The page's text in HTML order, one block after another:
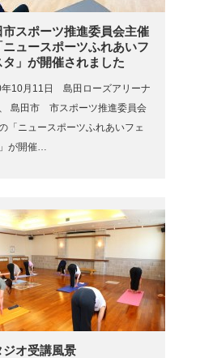
市スポーツ推進委員会主催
ニュースポーツふれあいフ
タ」が開催されました
10月11日 島田ローズアリーナ
島田市 市スポーツ推進委員会
「ニュースポーツふれあいフェ
が開催…
ジオ受講風景